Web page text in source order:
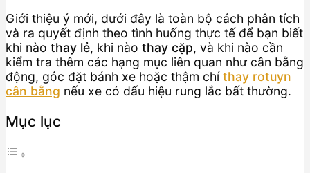
Giới thiệu ý mới, dưới đây là toàn bộ cách phân tích
và ra quyết định theo tình huống thực tế để bạn biết
khi nào thay lẻ, khi nào thay cặp, và khi nào cần
kiểm tra thêm các hạng mục liên quan như cân bằng
động, góc đặt bánh xe hoặc thậm chíthay rotuyn
cân bằng nếu xe có dấu hiệu rung lắc bất thường.
Mục lục